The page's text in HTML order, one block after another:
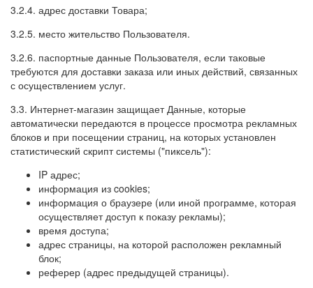
3.2.4. адрес доставки Товара;
3.2.5. место жительство Пользователя.
3.2.6. паспортные данные Пользователя, если таковые
требуются для доставки заказа или иных действий, связанных
с осуществлением услуг.
3.3. Интернет-магазин защищает Данные, которые
автоматически передаются в процессе просмотра рекламных
блоков и при посещении страниц, на которых установлен
статистический скрипт системы ("пиксель"):
IP адрес;
информация из cookies;
информация о браузере (или иной программе, которая
осуществляет доступ к показу рекламы);
время доступа;
адрес страницы, на которой расположен рекламный
блок;
реферер (адрес предыдущей страницы).